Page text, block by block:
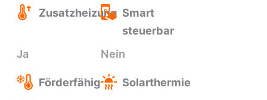
Zusatzheizung
Ja
Smart
steuerbar
Nein
Förderfähig
Solarthermie